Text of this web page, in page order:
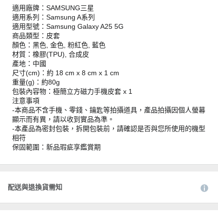
適用廠牌：SAMSUNG三星
適用系列：Samsung A系列
適用型號：Samsung Galaxy A25 5G
商品類型：皮套
顏色：黑色, 金色, 粉紅色, 藍色
材質：橡膠(TPU), 合成皮
產地：中國
尺寸(cm)：約 18 cm x 8 cm x 1 cm
重量(g)：約80g
包裝內容物：極簡立方磁力手機皮套 x 1
注意事項
-本商品不含手機、零錢、鑰匙等拍攝道具，產品拍攝因個人螢幕
顯示而有異，請以收到實品為準。
-本產品為密封包裝，拆開包裝前，請確認是否與您所使用的機型
相符
保固範圍：新品瑕疵享鑑賞期
配送與退換貨需知